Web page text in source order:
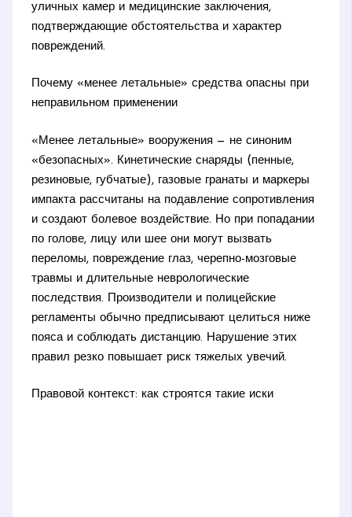
уличных камер и медицинские заключения,
подтверждающие обстоятельства и характер
повреждений.
Почему «менее летальные» средства опасны при
неправильном применении
«Менее летальные» вооружения — не синоним
«безопасных». Кинетические снаряды (пенные,
резиновые, губчатые), газовые гранаты и маркеры
импакта рассчитаны на подавление сопротивления
и создают болевое воздействие. Но при попадании
по голове, лицу или шее они могут вызвать
переломы, повреждение глаз, черепно-мозговые
травмы и длительные неврологические
последствия. Производители и полицейские
регламенты обычно предписывают целиться ниже
пояса и соблюдать дистанцию. Нарушение этих
правил резко повышает риск тяжелых увечий.
Правовой контекст: как строятся такие иски